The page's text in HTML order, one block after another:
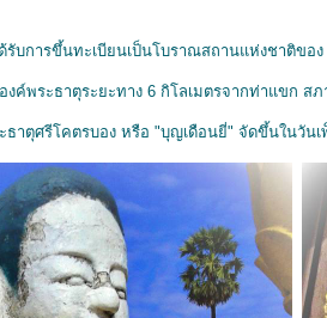
รับการขึ้นทะเบียนเป็นโบราณสถานแห่งชาติขอ
งค์พระธาตุระยะทาง 6 กิโลเมตรจากท่าแขก
ธาตุศรีโคตรบอง หรือ "บุญเดือนยี่" จัดขึ้นในวั